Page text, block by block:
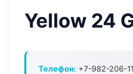
Yellow 24
Телефон: +7-982-206-